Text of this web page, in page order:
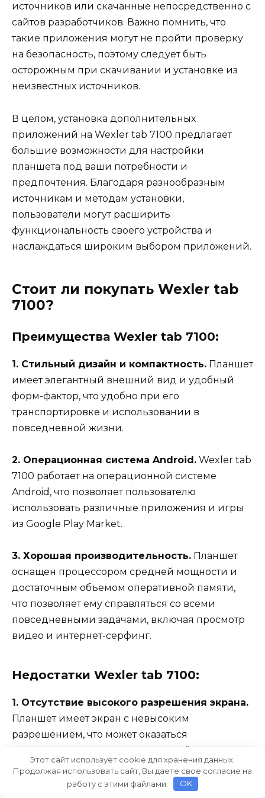
источников или скачанные непосредственно с
сайтов разработчиков. Важно помнить, что
такие приложения могут не пройти проверку
на безопасность, поэтому следует быть
осторожным при скачивании и установке из
неизвестных источников.
В целом, установка дополнительных
приложений на Wexler tab 7100 предлагает
большие возможности для настройки
планшета под ваши потребности и
предпочтения. Благодаря разнообразным
источникам и методам установки,
пользователи могут расширить
функциональность своего устройства и
наслаждаться широким выбором приложений.
Стоит ли покупать Wexler tab
7100?
Преимущества Wexler tab 7100:
1. Стильный дизайн и компактность. Планшет
имеет элегантный внешний вид и удобный
форм-фактор, что удобно при его
транспортировке и использовании в
повседневной жизни.
2. Операционная система Android. Wexler tab
7100 работает на операционной системе
Android, что позволяет пользователю
использовать различные приложения и игры
из Google Play Market.
3. Хорошая производительность. Планшет
оснащен процессором средней мощности и
достаточным объемом оперативной памяти,
что позволяет ему справляться со всеми
повседневными задачами, включая просмотр
видео и интернет-серфинг.
Недостатки Wexler tab 7100:
1. Отсутствие высокого разрешения экрана.
Планшет имеет экран с невысоким
разрешением, что может оказаться
недостатком для тех пользователей, которым
важна четкость и качество изображения.
Этот сайт использует cookie для хранения данных.
Продолжая использовать сайт, Вы даете свое согласие на
работу с этими файлами.
OK